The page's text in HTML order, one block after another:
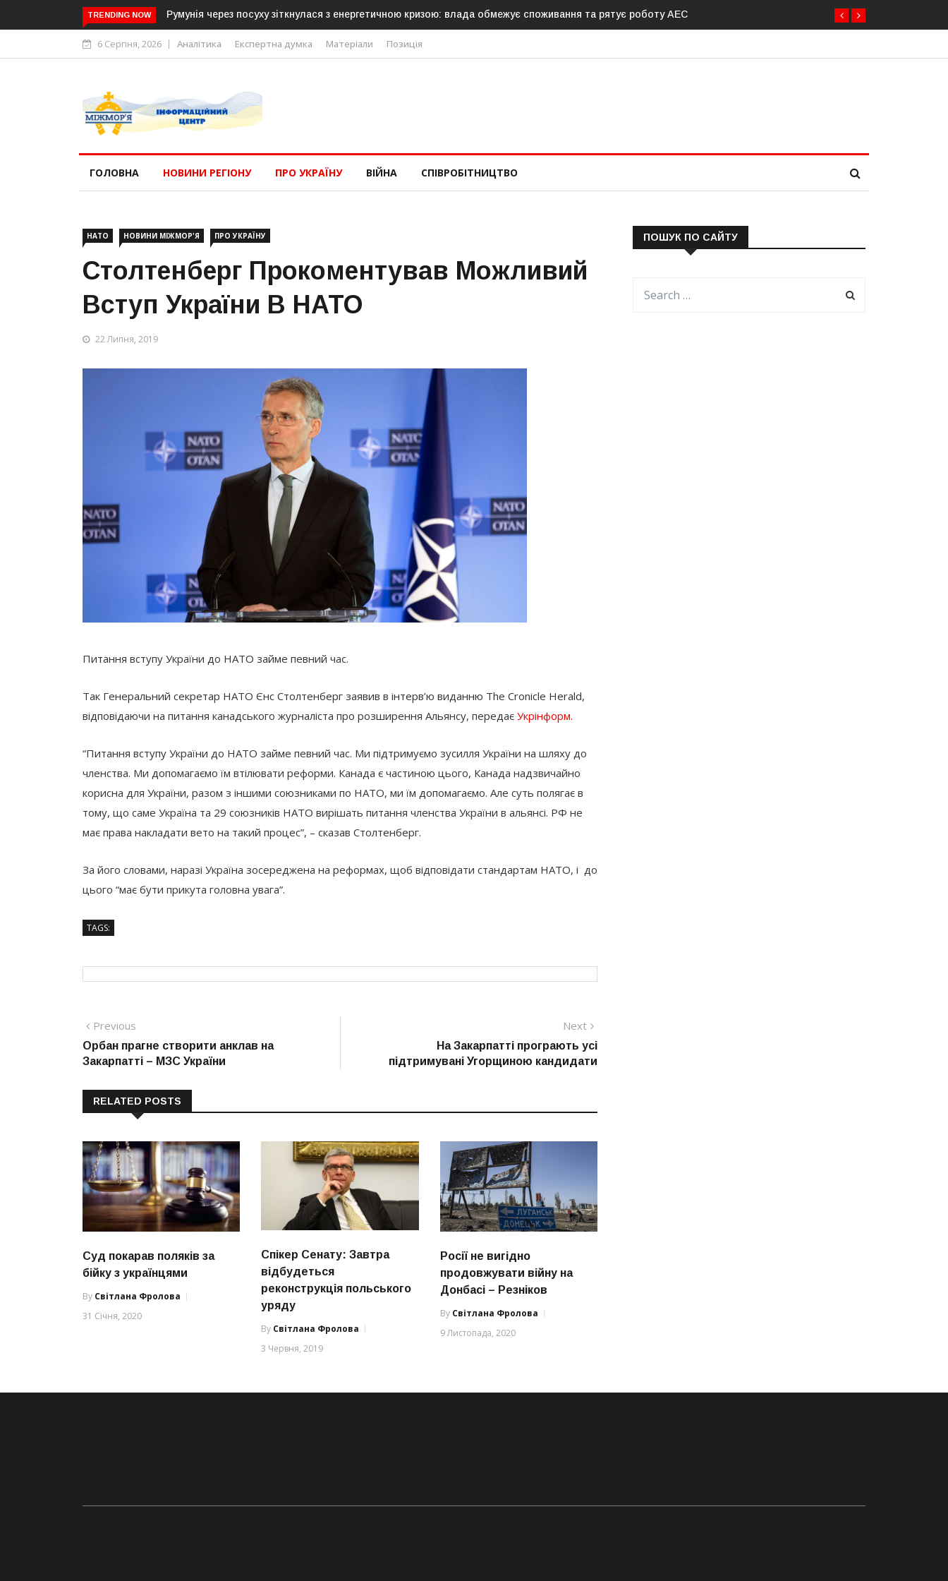
TRENDING NOW Румунія через посуху зіткнулася з енергетичною кризою: влада обмежує споживання та рятує роботу АЕС
6 Серпня, 2026 Аналітика Експертна думка Матеріали Позиція
ГОЛОВНА НОВИНИ РЕГІОНУ ПРО УКРАЇНУ ВІЙНА СПІВРОБІТНИЦТВО
НАТО НОВИНИ МІЖМОР'Я ПРО УКРАЇНУ
Столтенберг Прокоментував Можливий
Вступ України В НАТО
22 Липня, 2019
Питання вступу України до НАТО займе певний час.
Так Генеральний секретар НАТО Єнс Столтенберг заявив в інтерв’ю виданню The Cronicle Herald,
відповідаючи на питання канадського журналіста про розширення Альянсу, передає Укрінформ.
“Питання вступу України до НАТО займе певний час. Ми підтримуємо зусилля України на шляху до
членства. Ми допомагаємо їм втілювати реформи. Канада є частиною цього, Канада надзвичайно
корисна для України, разом з іншими союзниками по НАТО, ми їм допомагаємо. Але суть полягає в
тому, що саме Україна та 29 союзників НАТО вирішать питання членства України в альянсі. РФ не
має права накладати вето на такий процес”, – сказав Столтенберг.
За його словами, наразі Україна зосереджена на реформах, щоб відповідати стандартам НАТО, і до
цього “має бути прикута головна увага”.
TAGS:
Навігація
записів
Previous
post:
Орбан прагне створити анклав на
Закарпатті – МЗС України
Next
post:
На Закарпатті програють усі
підтримувані Угорщиною кандидати
RELATED POSTS
Суд покарав поляків за
бійку з українцями
By Світлана Фролова
31 Січня, 2020
Спікер Сенату: Завтра
відбудеться
реконструкція польського
уряду
By Світлана Фролова
3 Червня, 2019
Росії не вигідно
продовжувати війну на
Донбасі – Резніков
By Світлана Фролова
9 Листопада, 2020
ПОШУК ПО САЙТУ